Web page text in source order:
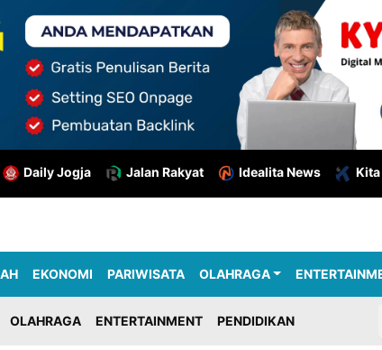
Daily Jogja Jalan Rakyat Idealita News
EKONOMI PARIWISATA OLAHRAGA
OLAHRAGA ENTERTAINMENT PENDIDIKAN